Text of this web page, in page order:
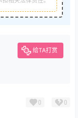
给TA打赏
0 0